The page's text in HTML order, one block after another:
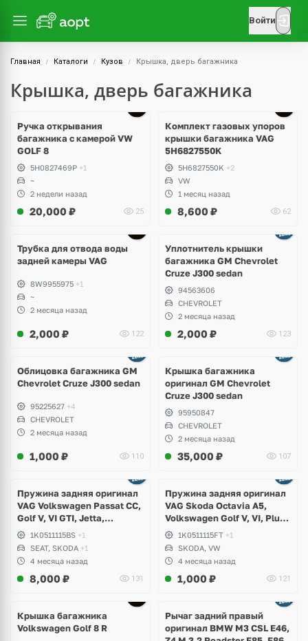
Войти
Главная Каталоги Кузов Крышка, дверь багажника
Крышка, дверь багажника
Ручка открывания
багажника с камерой VW
GOLF 8
5H0827469P +1
~
2 недели назад
20,000 ₽ 25
Комплект газовых упоров
крышки багажника VAG
5H6827550K
5H6827550K +2
VW
1 месяц назад
8,600 ₽ 62
Трубка для отвода воды
задней камеры VAG
8W9955975 +1
~
2 месяца назад
2,000 ₽ 122
Уплотнитель крышки
багажника GM Chevrolet
Cruze J300 sedan
94563606
CHEVROLET
2 месяца назад
2,000 ₽ 123
Облицовка багажника GM
Chevrolet Cruze J300 sedan
95225627 +4
CHEVROLET
2 месяца назад
1,000 ₽ 110
Крышка багажника
оригинал GM Chevrolet
Cruze J300 sedan
95950847
CHEVROLET
2 месяца назад
35,000 ₽ 107
Пружина задняя оригинал
VAG Volkswagen Passat CC,
Golf V, VI GTI, Jetta,
Scirocco, Sharan, Skoda
Octavia A5, Superb, Seat
Alhambra
1K0511115BS +1
SEAT, SKODA +1
4 месяца назад
8,000 ₽ 131
Пружина задняя оригинал
VAG Skoda Octavia A5,
Volkswagen Golf V, VI, Plus,
Scirocco, Beetle
1K0511115FT +1
SKODA, VW
4 месяца назад
1,000 ₽ 121
Крышка багажника
Volkswagen Golf 8 R
Рычаг задний правый
оригинал BMW M3 CSL E46,